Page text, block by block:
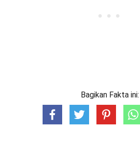
Bagikan Fakta ini: